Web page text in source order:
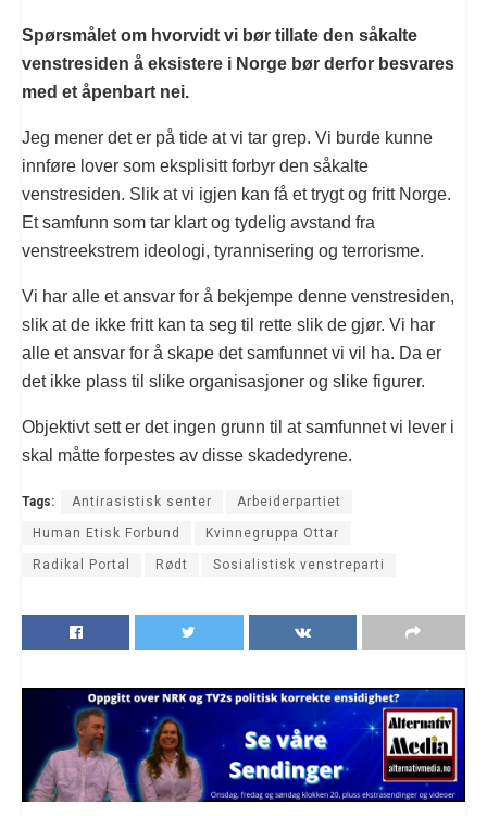
Spørsmålet om hvorvidt vi bør tillate den såkalte
venstresiden å eksistere i Norge bør derfor besvares
med et åpenbart nei.
Jeg mener det er på tide at vi tar grep. Vi burde kunne
innføre lover som eksplisitt forbyr den såkalte
venstresiden. Slik at vi igjen kan få et trygt og fritt Norge.
Et samfunn som tar klart og tydelig avstand fra
venstreekstrem ideologi, tyrannisering og terrorisme.
Vi har alle et ansvar for å bekjempe denne venstresiden,
slik at de ikke fritt kan ta seg til rette slik de gjør. Vi har
alle et ansvar for å skape det samfunnet vi vil ha. Da er
det ikke plass til slike organisasjoner og slike figurer.
Objektivt sett er det ingen grunn til at samfunnet vi lever i
skal måtte forpestes av disse skadedyrene.
Tags: Antirasistisk senter Arbeiderpartiet
Human Etisk Forbund Kvinnegruppa Ottar
Radikal Portal Rødt Sosialistisk venstreparti